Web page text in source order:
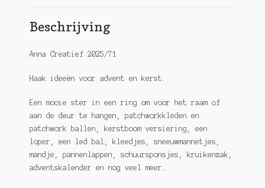
Beschrijving
Anna Creatief 2025/71
Haak ideeën voor advent en kerst.
Een mooie ster in een ring om voor het raam of
aan de deur te hangen, patchworkkleden en
patchwork ballen, kerstboom versiering, een
loper, een led bal, kleedjes, sneeuwmannetjes,
mandje, pannenlappen, schuursponsjes, kruikenzak,
adventskalender en nog veel meer…